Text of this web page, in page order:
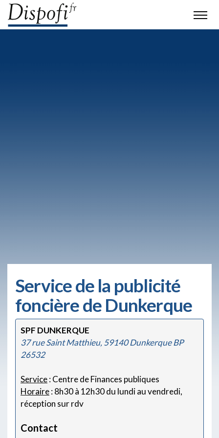
Service de la publicité
foncière de Dunkerque
SPF DUNKERQUE
37 rue Saint Matthieu, 59140 Dunkerque BP
26532
Service: Centre de Finances publiques
Horaire: 8h30 à 12h30 du lundi au vendredi,
réception sur rdv
Contact